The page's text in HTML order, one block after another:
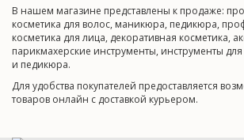
В нашем магазине представлены к продаже:
косметика для волос, маникюра, педикюра,
косметика для лица, декоративная косметика,
парикмахерские инструменты, инструменты
и педикюра.
Для удобства покупателей предоставляется
товаров онлайн с доставкой курьером.